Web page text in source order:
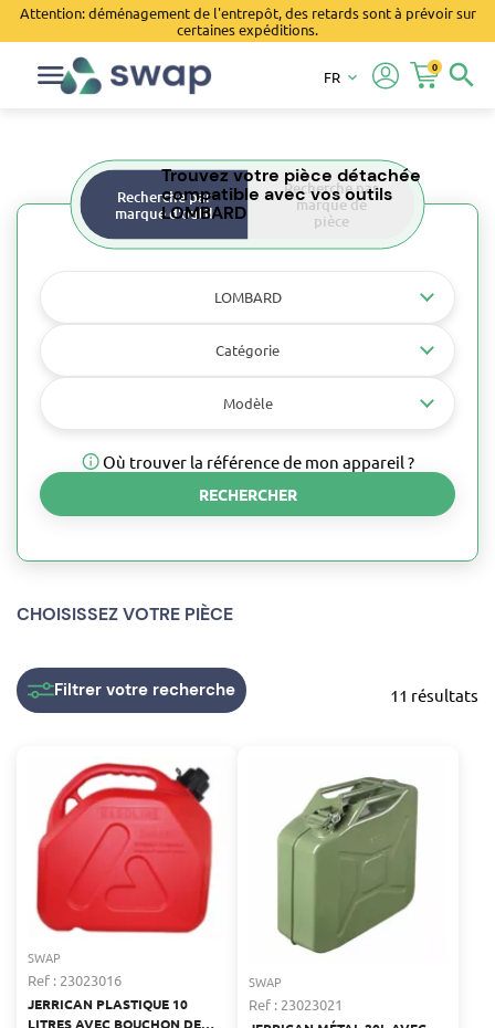
Attention: déménagement de l'entrepôt, des retards sont à prévoir sur
certaines expéditions.
search
0
FR keyboard_arrow_down
Recherche par
marque d'outil
Recherche par
marque de
pièce
Trouvez votre pièce détachée
compatible avec vos outils
LOMBARD
LOMBARD
Catégorie
Modèle
Où trouver la référence de mon appareil ?
RECHERCHER
CHOISISSEZ VOTRE PIÈCE
11 résultats
Filtrer votre recherche
SWAP
Ref : 23023016
JERRICAN PLASTIQUE 10
LITRES AVEC BOUCHON DE
SWAP
Ref : 23023021